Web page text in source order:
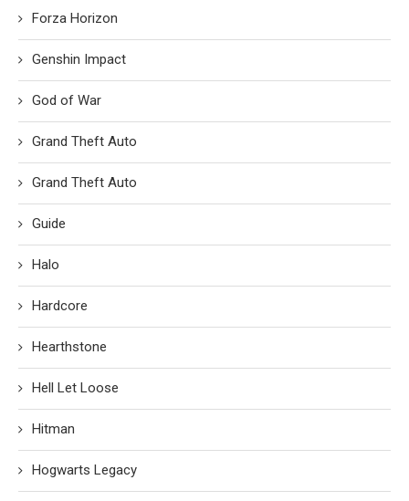
Forza Horizon
Genshin Impact
God of War
Grand Theft Auto
Grand Theft Auto
Guide
Halo
Hardcore
Hearthstone
Hell Let Loose
Hitman
Hogwarts Legacy